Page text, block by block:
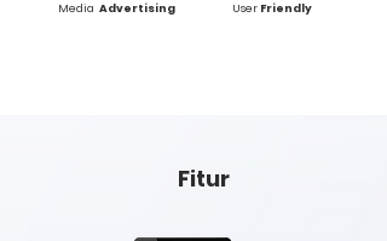
Media Advertising User Friendly
Fitur